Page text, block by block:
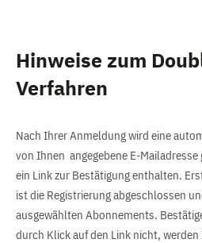
Hinweise zum
Verfahren
Nach Ihrer Anmeldung wird eine
von Ihnen angegebene E-
ein Link zur Bestätigung enthalten.
ist die Registrierung abgeschlossen
ausgewählten Abonnements.
durch Klick auf den Link nicht,